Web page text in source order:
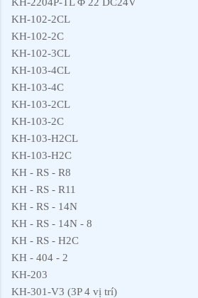
KH-102-2CL
KH-102-2C
KH-102-3CL
KH-103-4CL
KH-103-4C
KH-103-2CL
KH-103-2C
KH-103-H2CL
KH-103-H2C
KH - RS - R8
KH - RS - R11
KH - RS - 14N
KH - RS - 14N - 8
KH - RS - H2C
KH - 404 - 2
KH-203
KH-301-V3 (3P 4 vị trí)